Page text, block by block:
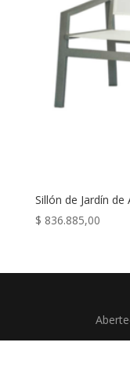
Sillón de Jardín
$ 836.885,00